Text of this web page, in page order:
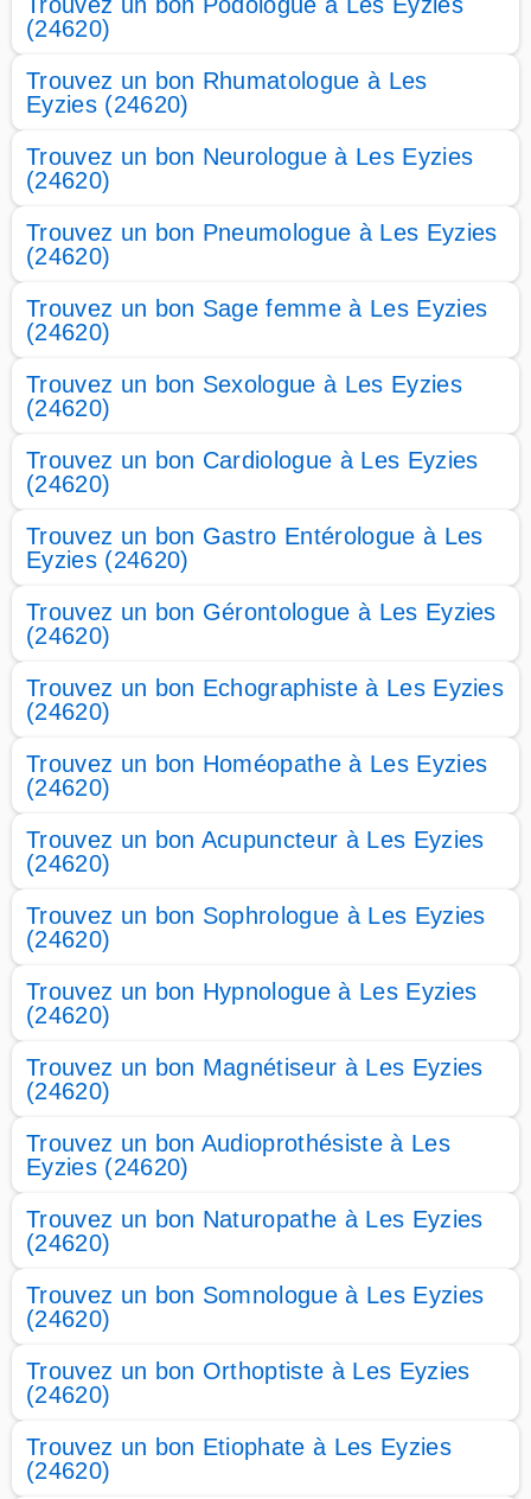
(24620)
Trouvez un bon Rhumatologue à Les
Eyzies (24620)
Trouvez un bon Neurologue à Les Eyzies
(24620)
Trouvez un bon Pneumologue à Les Eyzies
(24620)
Trouvez un bon Sage femme à Les Eyzies
(24620)
Trouvez un bon Sexologue à Les Eyzies
(24620)
Trouvez un bon Cardiologue à Les Eyzies
(24620)
Trouvez un bon Gastro Entérologue à Les
Eyzies (24620)
Trouvez un bon Gérontologue à Les Eyzies
(24620)
Trouvez un bon Echographiste à Les Eyzies
(24620)
Trouvez un bon Homéopathe à Les Eyzies
(24620)
Trouvez un bon Acupuncteur à Les Eyzies
(24620)
Trouvez un bon Sophrologue à Les Eyzies
(24620)
Trouvez un bon Hypnologue à Les Eyzies
(24620)
Trouvez un bon Magnétiseur à Les Eyzies
(24620)
Trouvez un bon Audioprothésiste à Les
Eyzies (24620)
Trouvez un bon Naturopathe à Les Eyzies
(24620)
Trouvez un bon Somnologue à Les Eyzies
(24620)
Trouvez un bon Orthoptiste à Les Eyzies
(24620)
Trouvez un bon Etiophate à Les Eyzies
(24620)